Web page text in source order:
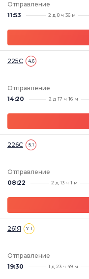
Отправление
11:53
2 д 8 ч 36 м
225С 4.6
Отправление
14:20
2 д 17 ч 16 м
226С 5.1
Отправление
08:22
2 д 13 ч 1 м
261Я 7.1
Отправление
19:30
1 д 23 ч 49 м